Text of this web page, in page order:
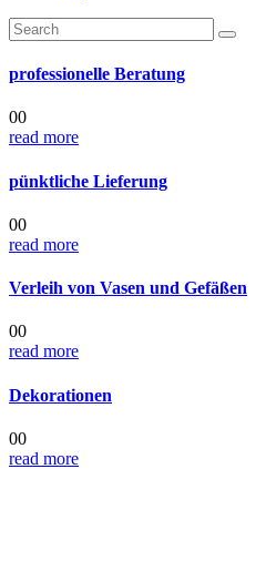
professionelle Beratung
00
read more
pünktliche Lieferung
00
read more
Verleih von Vasen und Gefäßen
00
read more
Dekorationen
00
read more